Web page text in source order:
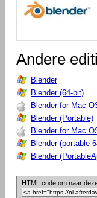
Andere
Blender
Blender (64-bit)
Blender for Mac
Blender (Portable)
Blender for Mac
Blender (portable
Blender
HTML code om naar